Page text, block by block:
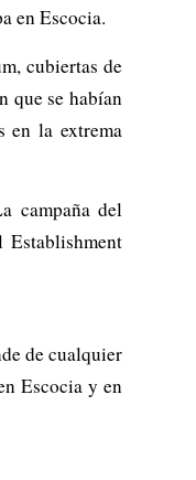
en Escocia.
cubiertas de
que se habían
en la extrema
campaña del
de cualquier
Escocia y en